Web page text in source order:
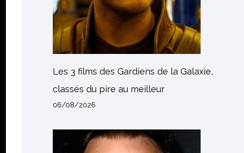
Les 3 films des Gardiens de la Galaxie,
classés du pire au meilleur
06/08/2026